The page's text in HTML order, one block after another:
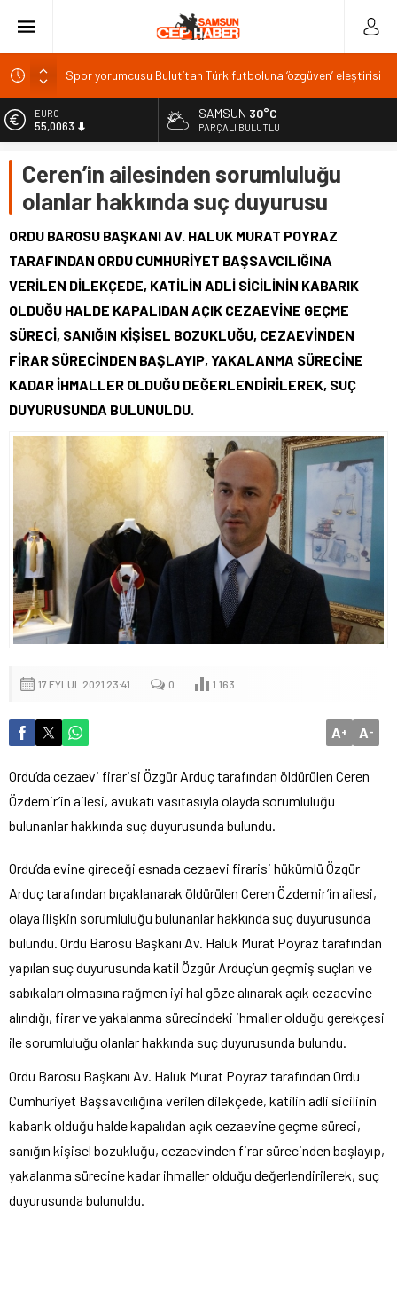
Elazığ’da su ürünleri zirvesi: 19 ülkeden katılım bekleniyor
TÜRKAV Elazığ Şubesi yeni yönetimi hedeflerini açıkladı
YÖKDİL/2 sınavı 87 merkezde, 4 bin 165 salonda yapılacak
TDGF Genel Başkanı Menderes Demir'den Osmaniye
Milletvekili Seydi Gülsoy'a ziyaret
EURO
55,0063
6.543,59
BİST
13.798,82
47,7010
SAMSUN 30°C
PARÇALI BULUTLU
Ceren’in ailesinden sorumluluğu
olanlar hakkında suç duyurusu
ORDU BAROSU BAŞKANI AV. HALUK MURAT POYRAZ
TARAFINDAN ORDU CUMHURİYET BAŞSAVCILIĞINA
VERİLEN DİLEKÇEDE, KATİLİN ADLİ SİCİLİNİN KABARIK
OLDUĞU HALDE KAPALIDAN AÇIK CEZAEVİNE GEÇME
SÜRECİ, SANIĞIN KİŞİSEL BOZUKLUĞU, CEZAEVİNDEN
FİRAR SÜRECİNDEN BAŞLAYIP, YAKALANMA SÜRECİNE
KADAR İHMALLER OLDUĞU DEĞERLENDİRİLEREK, SUÇ
DUYURUSUNDA BULUNULDU.
17 EYLÜL 2021 23:41 0 1.163
A+ A-
Ordu’da cezaevi firarisi Özgür Arduç tarafından öldürülen Ceren
Özdemir’in ailesi, avukatı vasıtasıyla olayda sorumluluğu
bulunanlar hakkında suç duyurusunda bulundu.
Ordu’da evine gireceği esnada cezaevi firarisi hükümlü Özgür
Arduç tarafından bıçaklanarak öldürülen Ceren Özdemir’in ailesi,
olaya ilişkin sorumluluğu bulunanlar hakkında suç duyurusunda
bulundu. Ordu Barosu Başkanı Av. Haluk Murat Poyraz tarafından
yapılan suç duyurusunda katil Özgür Arduç’un geçmiş suçları ve
sabıkaları olmasına rağmen iyi hal göze alınarak açık cezaevine
alındığı, firar ve yakalanma sürecindeki ihmaller olduğu gerekçesi
ile sorumluluğu olanlar hakkında suç duyurusunda bulundu.
Ordu Barosu Başkanı Av. Haluk Murat Poyraz tarafından Ordu
Cumhuriyet Başsavcılığına verilen dilekçede, katilin adli sicilinin
kabarık olduğu halde kapalıdan açık cezaevine geçme süreci,
sanığın kişisel bozukluğu, cezaevinden firar sürecinden başlayıp,
yakalanma sürecine kadar ihmaller olduğu değerlendirilerek, suç
duyurusunda bulunuldu.